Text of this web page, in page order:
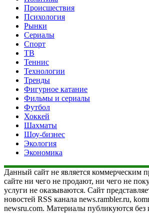
Происшествия
Психология
Рынки
Сериалы
Спорт
ТВ
Теннис
Технологии
Тренды
Фигурное катание
Фильмы и сериалы
Футбол
Хоккей
Шахматы
Шоу-бизнес
Экология
Экономика
Данный сайт не является коммерческим
сайте ни чего не продают, ни чего не
услуги не оказываются. Сайт
новостей RSS канала news.rambler.ru,
newsru.com. Материалы публикуются без